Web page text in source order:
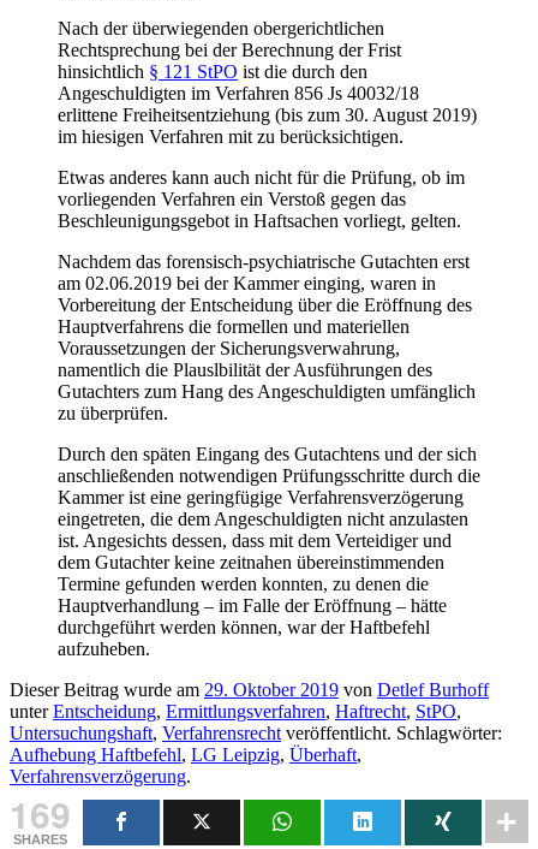
Nach der überwiegenden obergerichtlichen
Rechtsprechung bei der Berechnung der Frist
hinsichtlich § 121 StPO ist die durch den
Angeschuldigten im Verfahren 856 Js 40032/18
erlittene Freiheitsentziehung (bis zum 30. August 2019)
im hiesigen Verfahren mit zu berücksichtigen.
Etwas anderes kann auch nicht für die Prüfung, ob im
vorliegenden Verfahren ein Verstoß gegen das
Beschleunigungsgebot in Haftsachen vorliegt, gelten.
Nachdem das forensisch-psychiatrische Gutachten erst
am 02.06.2019 bei der Kammer einging, waren in
Vorbereitung der Entscheidung über die Eröffnung des
Hauptverfahrens die formellen und materiellen
Voraussetzungen der Sicherungsverwahrung,
namentlich die Plauslbilität der Ausführungen des
Gutachters zum Hang des Angeschuldigten umfänglich
zu überprüfen.
Durch den späten Eingang des Gutachtens und der sich
anschließenden notwendigen Prüfungsschritte durch die
Kammer ist eine geringfügige Verfahrensverzögerung
eingetreten, die dem Angeschuldigten nicht anzulasten
ist. Angesichts dessen, dass mit dem Verteidiger und
dem Gutachter keine zeitnahen übereinstimmenden
Termine gefunden werden konnten, zu denen die
Hauptverhandlung – im Falle der Eröffnung – hätte
durchgeführt werden können, war der Haftbefehl
aufzuheben.
Dieser Beitrag wurde am 29. Oktober 2019 von Detlef Burhoff
unterEntscheidung, Ermittlungsverfahren, Haftrecht, StPO,
Untersuchungshaft, Verfahrensrecht veröffentlicht. Schlagwörter:
Aufhebung Haftbefehl, LG Leipzig, Überhaft,
Verfahrensverzögerung.
169
SHARES